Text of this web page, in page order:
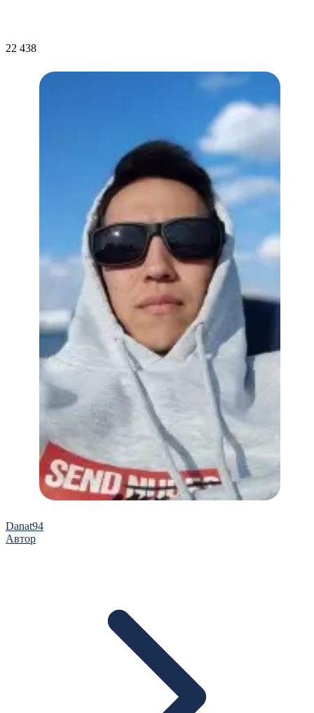
22 438
Danat94
Автор